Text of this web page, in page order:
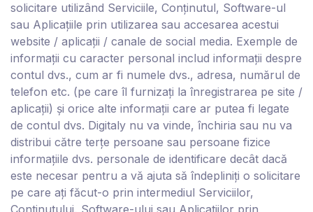
solicitare utilizând Serviciile, Conținutul, Software-ul
sau Aplicațiile prin utilizarea sau accesarea acestui
website / aplicații / canale de social media. Exemple de
informații cu caracter personal includ informații despre
contul dvs., cum ar fi numele dvs., adresa, numărul de
telefon etc. (pe care îl furnizați la înregistrarea pe site /
aplicații) și orice alte informații care ar putea fi legate
de contul dvs. Digitaly nu va vinde, închiria sau nu va
distribui către terțe persoane sau persoane fizice
informațiile dvs. personale de identificare decât dacă
este necesar pentru a vă ajuta să îndepliniți o solicitare
pe care ați făcut-o prin intermediul Serviciilor,
Continutului, Software-ului sau Aplicatiilor prin